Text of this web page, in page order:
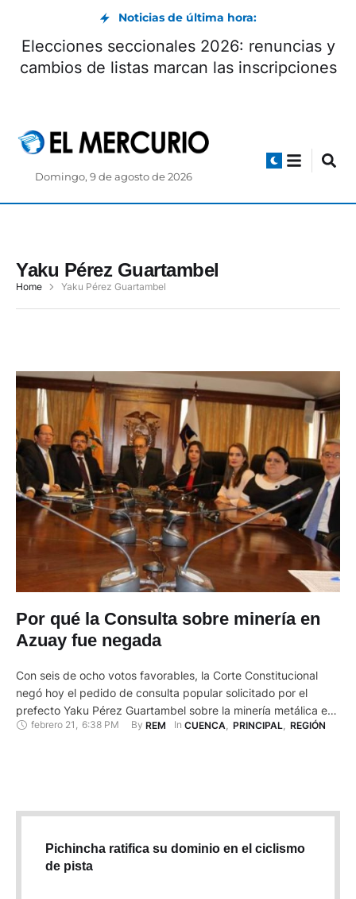
Noticias de última hora:
Elecciones seccionales 2026: renuncias y
cambios de listas marcan las inscripciones
Domingo, 9 de agosto de 2026
Yaku Pérez Guartambel
Home Yaku Pérez Guartambel
Por qué la Consulta sobre minería en
Azuay fue negada
Con seis de ocho votos favorables, la Corte Constitucional
negó hoy el pedido de consulta popular solicitado por el
prefecto Yaku Pérez Guartambel sobre la minería metálica en
el Azuay. Los jueces Karla Andrade como ponente, Carmen
febrero 21 , 6:38 PM By REM In CUENCA PRINCIPAL REGIÓN
Pichincha ratifica su dominio en el ciclismo
de pista